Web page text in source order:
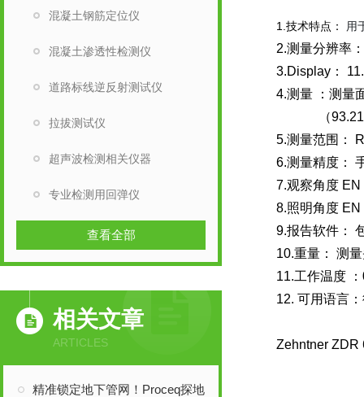
混凝土钢筋定位仪
混凝土渗透性检测仪
道路标线逆反射测试仪
拉拔测试仪
超声波检测相关仪器
专业检测用回弹仪
查看全部
相关文章
ARTICLES
精准锁定地下管网！Proceq探地雷达“”三剑客”
1.技术特点： 用
2.测量分辨率
3.Display：
4.测量 ：测量
（93.21
5.测量范围：
6.测量精度：
7.观察角度
8.照明角度
9.报告软件：
10.重量： 测
11.工作温度
12. 可用语言
Zehntner ZDR